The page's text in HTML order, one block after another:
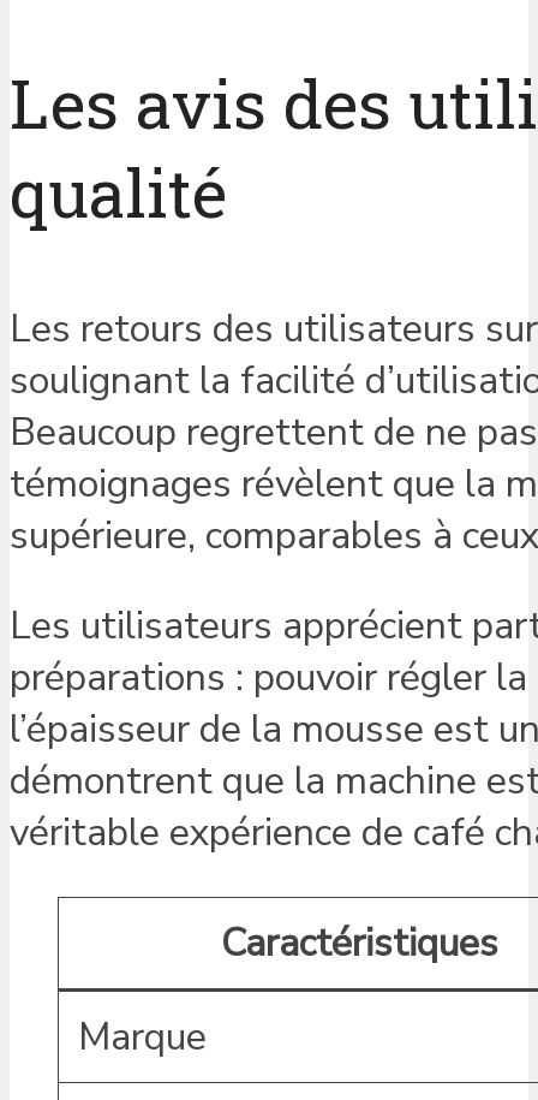
Les avis des
qualité
Les retours des utilisateurs
soulignant la facilité
Beaucoup regrettent de ne
témoignages révèlent que la
supérieure, comparables à
Les utilisateurs apprécient
préparations : pouvoir régler
l’épaisseur de la mousse est
démontrent que la machine
véritable expérience de café
Caractéristiques
Marque